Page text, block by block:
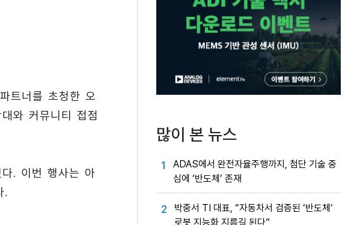
트너를 초청한 오
와 커뮤니티 접점
. 이번 행사는 아
.
많이 본 뉴스
1
ADAS에서 완전자율주행까지, 첨단 기술 중
심에 ‘반도체’ 존재
2
박중서 TI 대표, “자동차서 검증된 ‘반도체’
로봇 지능화 지름길 된다”